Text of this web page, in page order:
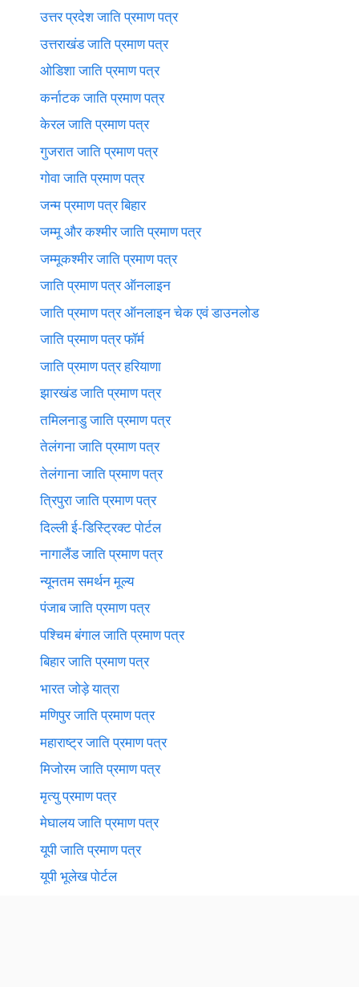
उत्तर प्रदेश जाति प्रमाण पत्र
उत्तराखंड जाति प्रमाण पत्र
ओडिशा जाति प्रमाण पत्र
कर्नाटक जाति प्रमाण पत्र
केरल जाति प्रमाण पत्र
गुजरात जाति प्रमाण पत्र
गोवा जाति प्रमाण पत्र
जन्म प्रमाण पत्र बिहार
जम्मू और कश्मीर जाति प्रमाण पत्र
जम्मूकश्मीर जाति प्रमाण पत्र
जाति प्रमाण पत्र ऑनलाइन
जाति प्रमाण पत्र ऑनलाइन चेक एवं डाउनलोड
जाति प्रमाण पत्र फॉर्म
जाति प्रमाण पत्र हरियाणा
झारखंड जाति प्रमाण पत्र
तमिलनाडु जाति प्रमाण पत्र
तेलंगना जाति प्रमाण पत्र
तेलंगाना जाति प्रमाण पत्र
त्रिपुरा जाति प्रमाण पत्र
दिल्ली ई-डिस्ट्रिक्ट पोर्टल
नागालैंड जाति प्रमाण पत्र
न्यूनतम समर्थन मूल्य
पंजाब जाति प्रमाण पत्र
पश्चिम बंगाल जाति प्रमाण पत्र
बिहार जाति प्रमाण पत्र
भारत जोड़े यात्रा
मणिपुर जाति प्रमाण पत्र
महाराष्ट्र जाति प्रमाण पत्र
मिजोरम जाति प्रमाण पत्र
मृत्यु प्रमाण पत्र
मेघालय जाति प्रमाण पत्र
यूपी जाति प्रमाण पत्र
यूपी भूलेख पोर्टल